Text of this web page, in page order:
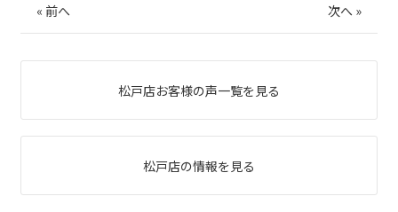
« 前へ 次へ »
松戸店お客様の声一覧を見る
松戸店の情報を見る